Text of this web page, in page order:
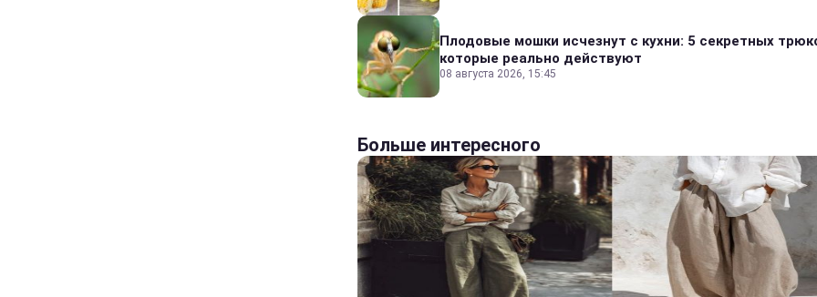
Плодовые мошки исчезнут с кухни: 5 секретных
которые реально действуют
08 августа 2026, 15:45
Больше интересного